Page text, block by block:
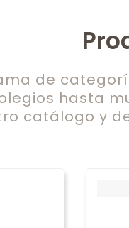
de
hasta
catálogo y